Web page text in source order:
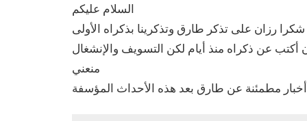
السلام عليكم
شكرا رزان على تذكر طارق وتذكرينا بذكراه الأولى
أكتب عن ذكراه منذ أيام لكن التسويف والإنشغال
منعني
مطمئنة عن طارق بعد هذه الأحداث المؤسفة